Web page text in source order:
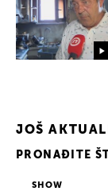
JOŠ
PRONAĐITE
SHOW